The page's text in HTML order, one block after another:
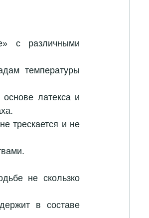
с различными
температуры
трескается и не
не скользко
в составе